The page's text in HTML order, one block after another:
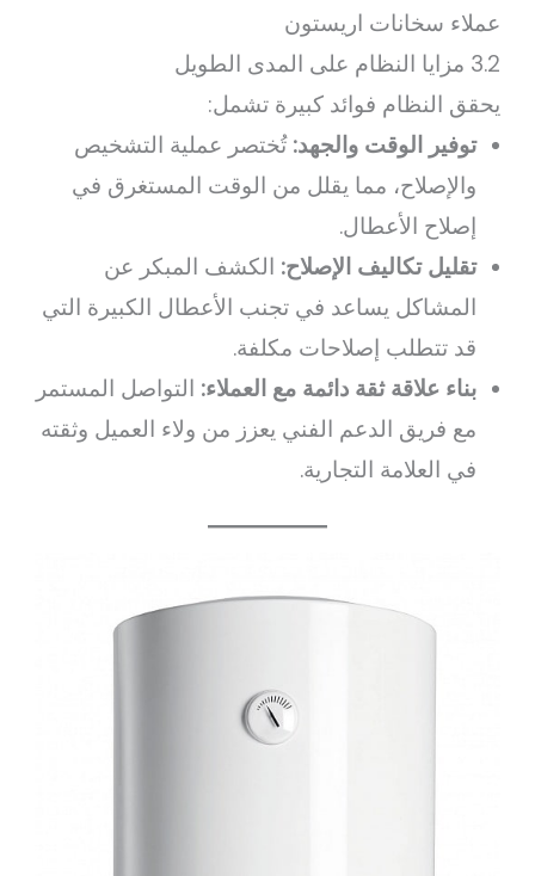
عملاء سخانات اريستون
3.2 مزايا النظام على المدى الطويل
يحقق النظام فوائد كبيرة تشمل:
توفير الوقت والجهد: تُختصر عملية التشخيص
والإصلاح، مما يقلل من الوقت المستغرق في
إصلاح الأعطال.
تقليل تكاليف الإصلاح: الكشف المبكر عن
المشاكل يساعد في تجنب الأعطال الكبيرة التي
قد تتطلب إصلاحات مكلفة.
بناء علاقة ثقة دائمة مع العملاء: التواصل المستمر
مع فريق الدعم الفني يعزز من ولاء العميل وثقته
في العلامة التجارية.